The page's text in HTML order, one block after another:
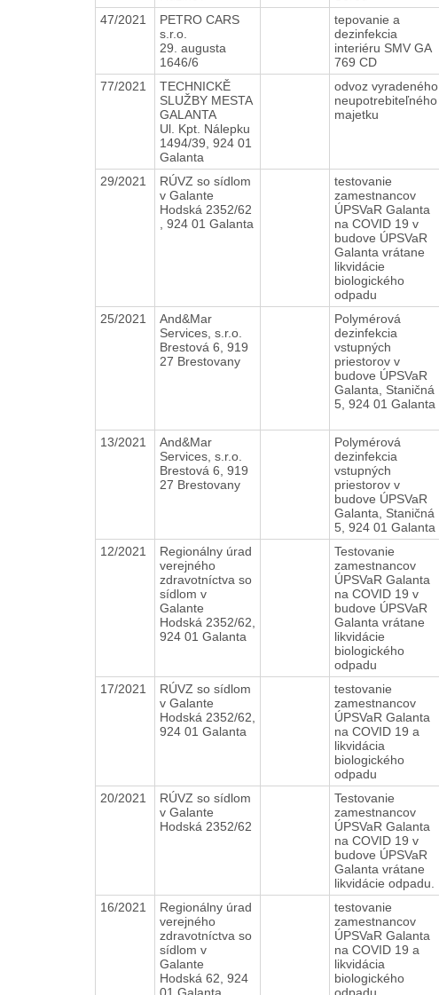
47/2021
PETRO CARS
s.r.o.
29. augusta
1646/6
tepovanie a
dezinfekcia
interiéru SMV GA
769 CD
77/2021
TECHNICKĚ
SLUŽBY MESTA
GALANTA
Ul. Kpt. Nálepku
1494/39, 924 01
Galanta
odvoz vyradeného
neupotrebiteľného
majetku
29/2021
RÚVZ so sídlom
v Galante
Hodská 2352/62
, 924 01 Galanta
testovanie
zamestnancov
ÚPSVaR Galanta
na COVID 19 v
budove ÚPSVaR
Galanta vrátane
likvidácie
biologického
odpadu
25/2021
And&Mar
Services, s.r.o.
Brestová 6, 919
27 Brestovany
Polymérová
dezinfekcia
vstupných
priestorov v
budove ÚPSVaR
Galanta, Staničná
5, 924 01 Galanta
13/2021
And&Mar
Services, s.r.o.
Brestová 6, 919
27 Brestovany
Polymérová
dezinfekcia
vstupných
priestorov v
budove ÚPSVaR
Galanta, Staničná
5, 924 01 Galanta
12/2021
Regionálny úrad
verejného
zdravotníctva so
sídlom v
Galante
Hodská 2352/62,
924 01 Galanta
Testovanie
zamestnancov
ÚPSVaR Galanta
na COVID 19 v
budove ÚPSVaR
Galanta vrátane
likvidácie
biologického
odpadu
17/2021
RÚVZ so sídlom
v Galante
Hodská 2352/62,
924 01 Galanta
testovanie
zamestnancov
ÚPSVaR Galanta
na COVID 19 a
likvidácia
biologického
odpadu
20/2021
RÚVZ so sídlom
v Galante
Hodská 2352/62
Testovanie
zamestnancov
ÚPSVaR Galanta
na COVID 19 v
budove ÚPSVaR
Galanta vrátane
likvidácie odpadu.
16/2021
Regionálny úrad
verejného
zdravotníctva so
sídlom v
Galante
Hodská 62, 924
testovanie
zamestnancov
ÚPSVaR Galanta
na COVID 19 a
likvidácia
biologického